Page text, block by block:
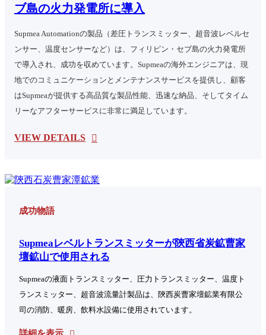
ブ島の火力発電所に導入
Supmea Automationの製品（差圧トランスミッター、超音波レベルセ
ンサー、温度センサーなど）は、フィリピン・セブ島の火力発電所
で導入され、成功を収めています。Supmeaの海外エンジニアは、現
地でのコミュニケーションとメンテナンスサービスを提供し、顧客
はSupmeaが提供する高品質な製品性能、迅速な納品、そしてタイム
リーなアフターサービスに非常に満足しています。
VIEW DETAILS
成功物語
Supmeaレベルトランスミッターが陝西省炭鉱曹家
壇鉱山で使用される
Supmeaの液面トランスミッター、圧力トランスミッター、温度ト
ランスミッター、超音波流量計製品は、陝西炭曹家壇鉱業有限公
司の消防、暖房、飲料水設備に使用されています。
詳細を表示